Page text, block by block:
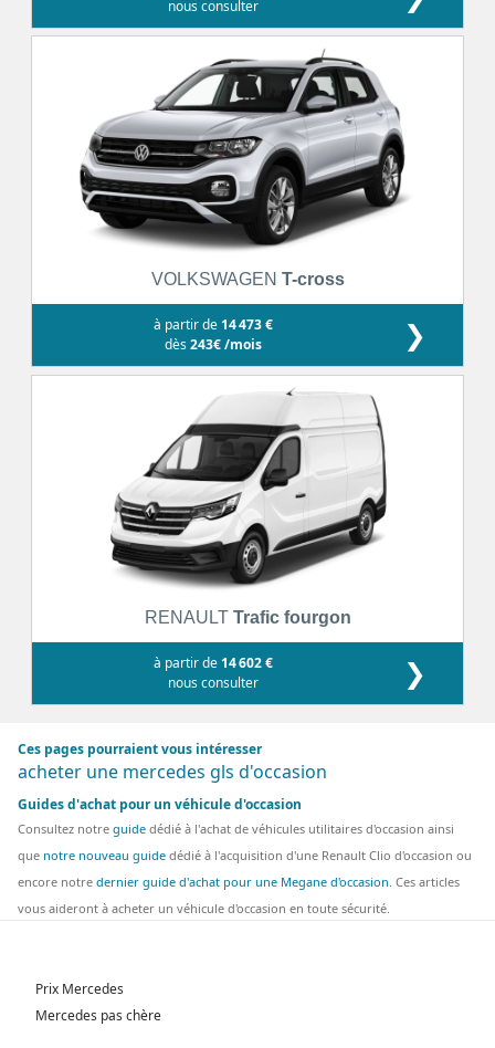
nous consulter
VOLKSWAGEN T-cross
à partir de 14 473 €
dès243€ /mois ❯
RENAULT Trafic fourgon
à partir de 14 602 €
nous consulter
❯
Ces pages pourraient vous intéresser
acheter une mercedes gls d'occasion
Guides d'achat pour un véhicule d'occasion
Consultez notre guide dédié à l'achat de véhicules utilitaires d'occasion ainsi
que notre nouveau guide dédié à l'acquisition d'une Renault Clio d'occasion ou
encore notre dernier guide d'achat pour une Megane d'occasion. Ces articles
vous aideront à acheter un véhicule d'occasion en toute sécurité.
Prix Mercedes
Mercedes pas chère